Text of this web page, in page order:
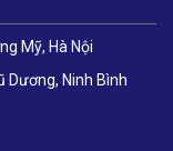
Mỹ, Hà Nội
Dương, Ninh Bình